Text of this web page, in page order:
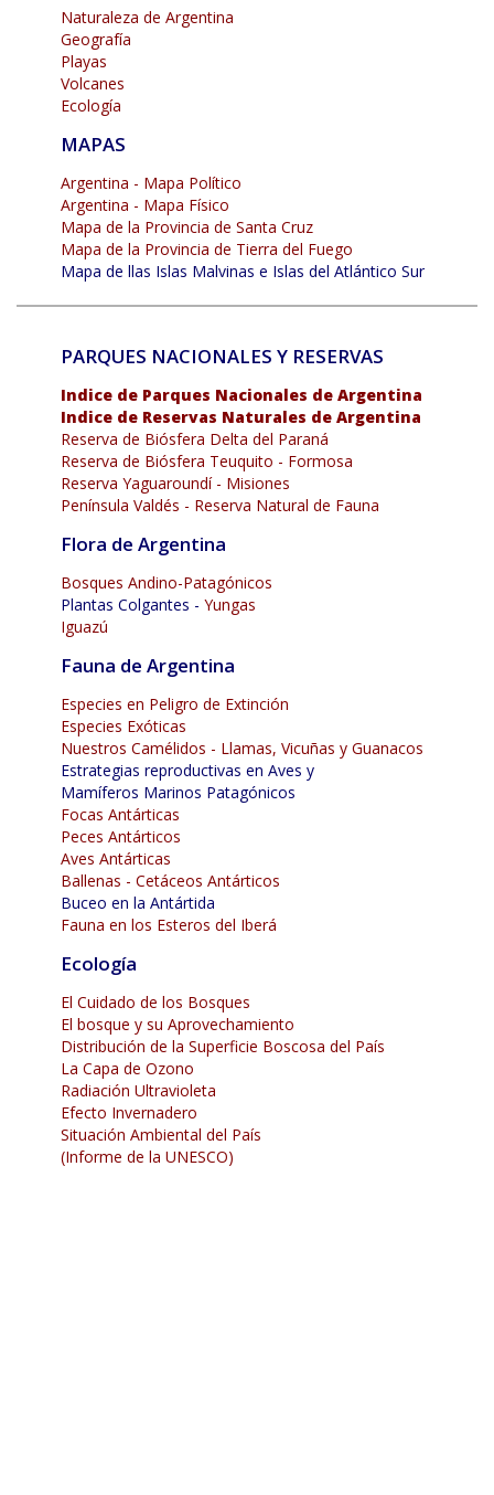
Naturaleza de Argentina
Geografía
Playas
Volcanes
Ecología
MAPAS
Argentina - Mapa Político
Argentina - Mapa Físico
Mapa de la Provincia de Santa Cruz
Mapa de la Provincia de Tierra del Fuego
Mapa de llas Islas Malvinas e Islas del Atlántico Sur
PARQUES NACIONALES Y RESERVAS
Indice de Parques Nacionales de Argentina
Indice de Reservas Naturales de Argentina
Reserva de Biósfera Delta del Paraná
Reserva de Biósfera Teuquito - Formosa
Reserva Yaguaroundí - Misiones
Península Valdés - Reserva Natural de Fauna
Flora de Argentina
Bosques Andino-Patagónicos
Plantas Colgantes - Yungas
Iguazú
Fauna de Argentina
Especies en Peligro de Extinción
Especies Exóticas
Nuestros Camélidos - Llamas, Vicuñas y Guanacos
Estrategias reproductivas en Aves y
Mamíferos Marinos Patagónicos
Focas Antárticas
Peces Antárticos
Aves Antárticas
Ballenas - Cetáceos Antárticos
Buceo en la Antártida
Fauna en los Esteros del Iberá
Ecología
El Cuidado de los Bosques
El bosque y su Aprovechamiento
Distribución de la Superficie Boscosa del País
La Capa de Ozono
Radiación Ultravioleta
Efecto Invernadero
Situación Ambiental del País
(Informe de la UNESCO)